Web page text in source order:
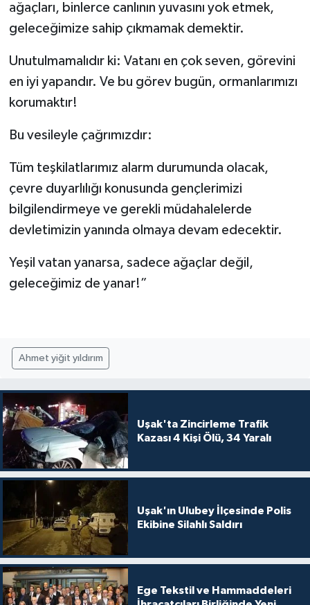
ağaçları, binlerce canlının yuvasını yok etmek,
geleceğimize sahip çıkmamak demektir.
Unutulmamalıdır ki: Vatanı en çok seven, görevini
en iyi yapandır. Ve bu görev bugün, ormanlarımızı
korumaktır!
Bu vesileyle çağrımızdır:
Tüm teşkilatlarımız alarm durumunda olacak,
çevre duyarlılığı konusunda gençlerimizi
bilgilendirmeye ve gerekli müdahalelerde
devletimizin yanında olmaya devam edecektir.
Yeşil vatan yanarsa, sadece ağaçlar değil,
geleceğimiz de yanar!”
Ahmet yiğit yıldırım
Uşak'ta Zincirleme Trafik
Kazası 4 Kişi Ölü, 34 Yaralı
Uşak'ın Ulubey İlçesinde Polis
Ekibine Silahlı Saldırı
Ege Tekstil ve Hammaddeleri